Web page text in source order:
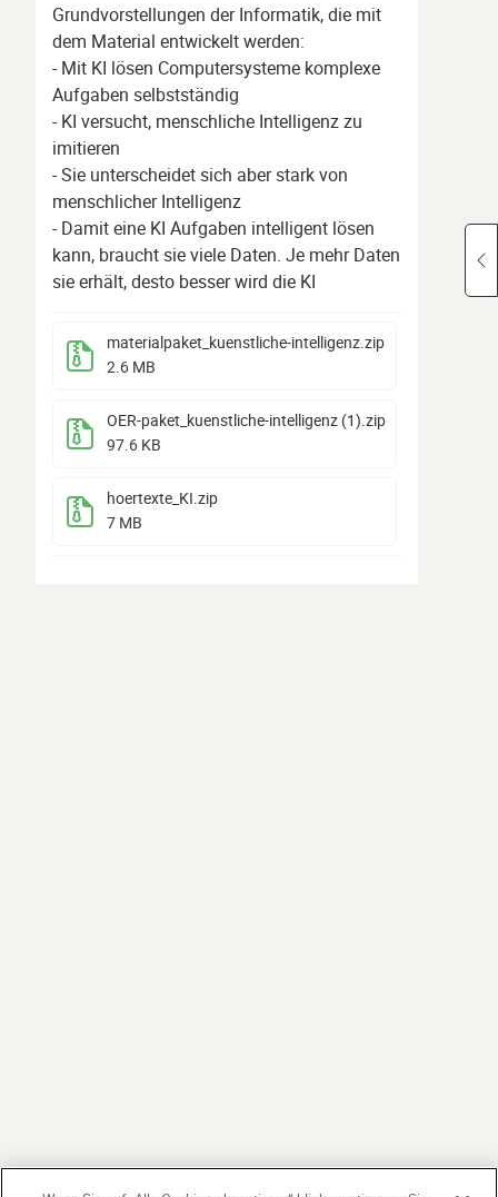
Grundvorstellungen der Informatik, die mit
dem Material entwickelt werden:
- Mit KI lösen Computersysteme komplexe
Aufgaben selbstständig
- KI versucht, menschliche Intelligenz zu
imitieren
- Sie unterscheidet sich aber stark von
menschlicher Intelligenz
- Damit eine KI Aufgaben intelligent lösen
kann, braucht sie viele Daten. Je mehr Daten
sie erhält, desto besser wird die KI
materialpaket_kuenstliche-intelligenz .zip
2.6 MB
OER-paket_kuenstliche-intelligenz (1) .zip
97.6 KB
hoertexte_KI .zip
7 MB